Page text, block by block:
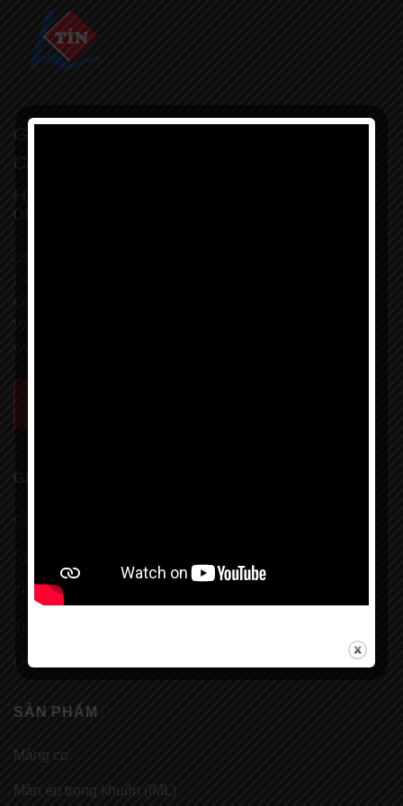
Got Question?
Call us 24/7
HOTLINE:
0913131368
Q6, Tp Hồ Chí Minh
Website:
www.laptin.vn
GIỚI THIỆU
Giới thiệu
Sản phẩm
Tin tức
Liên hệ
SẢN PHẨM
Màng co
Màn ép trong khuôn (IML)